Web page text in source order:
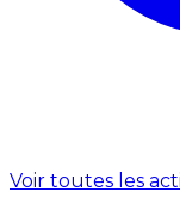
Voir toutes les